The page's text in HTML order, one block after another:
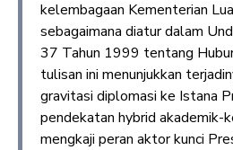
kelembagaan Kementerian
sebagaimana diatur dalam
37 Tahun 1999 tentang
tulisan ini menunjukkan
gravitasi diplomasi ke Istana
pendekatan hybrid akademik-
mengkaji peran aktor kunci